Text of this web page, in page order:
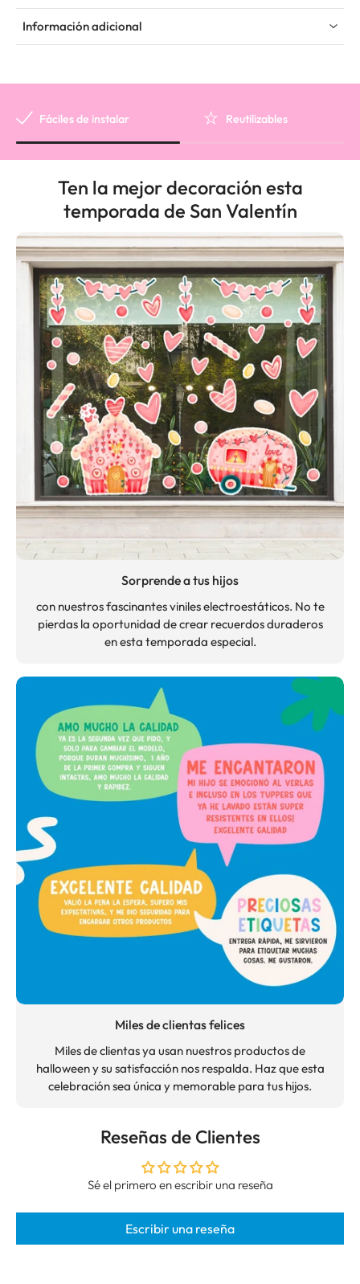
Información adicional
Fáciles de instalar Reutilizables
Ten la mejor decoración esta
temporada de San Valentín
Sorprende a tus hijos
con nuestros fascinantes viniles electroestáticos. No te
pierdas la oportunidad de crear recuerdos duraderos
en esta temporada especial.
Miles de clientas felices
Miles de clientas ya usan nuestros productos de
halloween y su satisfacción nos respalda. Haz que esta
celebración sea única y memorable para tus hijos.
Reseñas de Clientes
Sé el primero en escribir una reseña
Escribir una reseña